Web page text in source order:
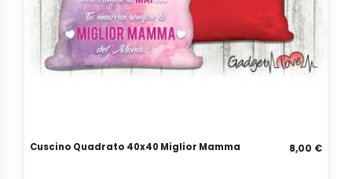
Cuscino Quadrato 40x40 Miglior Mamma 8,00 €